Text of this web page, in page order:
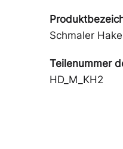
Schmaler
Teilenummer
HD_M_KH2